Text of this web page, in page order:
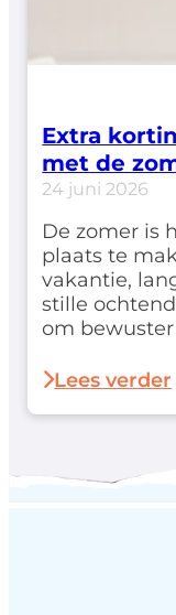
Extra
met de
24 juni 2026
De zomer is
plaats te
vakantie,
stille
om
speciale deal
Lees verder